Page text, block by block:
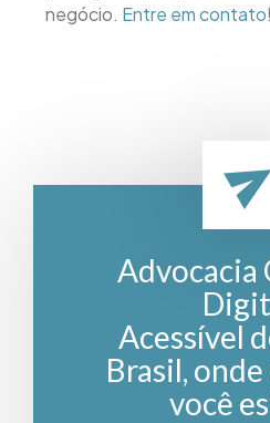
negócio. Entre em contato!
Advocacia
Acessível
Brasil,
você